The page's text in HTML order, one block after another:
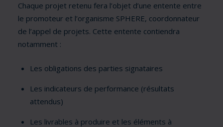
Chaque projet retenu fera l’objet d’une entente entre
le promoteur et l’organisme SPHERE, coordonnateur
de l’appel de projets. Cette entente contiendra
notamment :
Les obligations des parties signataires
Les indicateurs de performance (résultats
attendus)
Les livrables à produire et les éléments à